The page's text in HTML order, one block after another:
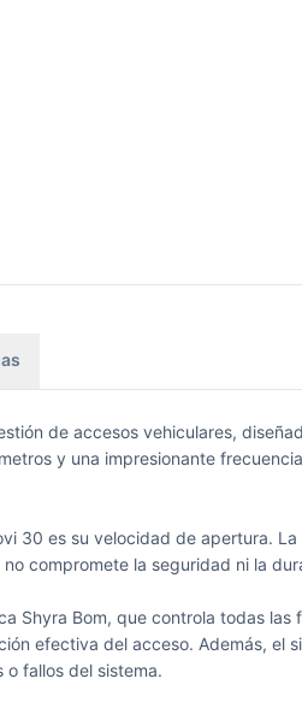
de accesos vehiculares,
y una impresionante
30 es su velocidad de apertura.
compromete la seguridad ni la
Shyra Bom, que controla todas
efectiva del acceso. Además,
fallos del sistema.